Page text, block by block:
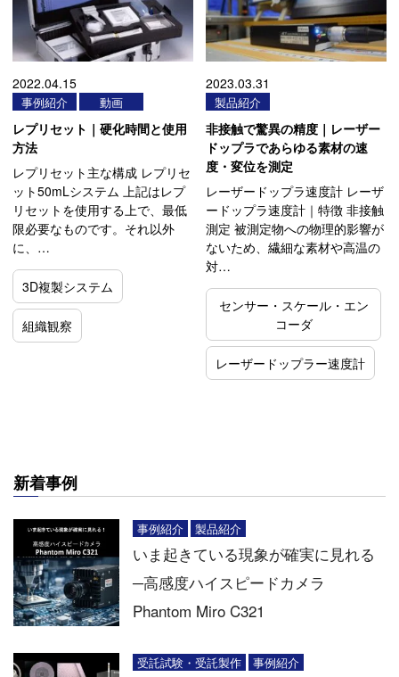
2022.04.15
事例紹介 動画
レプリセット｜硬化時間と使用
方法
レプリセット主な構成 レプリセ
ット50mLシステム 上記はレプ
リセットを使用する上で、最低
限必要なものです。それ以外
に、…
3D複製システム
組織観察
2023.03.31
製品紹介
非接触で驚異の精度｜レーザー
ドップラであらゆる素材の速
度・変位を測定
レーザードップラ速度計 レーザ
ードップラ速度計｜特徴 非接触
測定 被測定物への物理的影響が
ないため、繊細な素材や高温の
対…
センサー・スケール・エン
コーダ
レーザードップラー速度計
新着事例
事例紹介 製品紹介
いま起きている現象が確実に見れる
─高感度ハイスピードカメラ
Phantom Miro C321
受託試験・受託製作 事例紹介